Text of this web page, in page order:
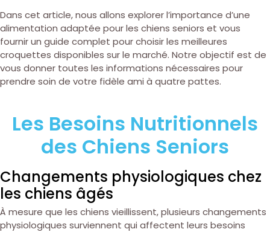
Dans cet article, nous allons explorer l’importance d’une
alimentation adaptée pour les chiens seniors et vous
fournir un guide complet pour choisir les meilleures
croquettes disponibles sur le marché. Notre objectif est de
vous donner toutes les informations nécessaires pour
prendre soin de votre fidèle ami à quatre pattes.
Les Besoins Nutritionnels
des Chiens Seniors
Changements physiologiques chez
les chiens âgés
À mesure que les chiens vieillissent, plusieurs changements
physiologiques surviennent qui affectent leurs besoins